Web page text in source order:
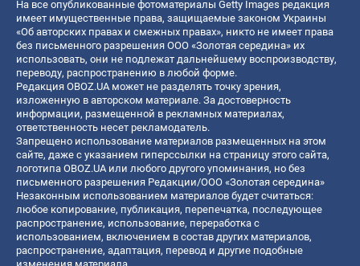
На все опубликованные фотоматериалы Getty Images редакция
имеет имущественные права, защищаемые законом Украины
«Об авторских правах и смежных правах», никто не имеет права
без письменного разрешения ООО «Золотая середина» их
использовать, они не подлежат дальнейшему воспроизводству,
переводу, распространению в любой форме.
Редакция OBOZ.UA может не разделять точку зрения,
изложенную в авторском материале. За достоверность
информации, размещенной в рекламных материалах,
ответственность несет рекламодатель.
Запрещено использование материалов размещенных на этом
сайте, даже с указанием гиперссылки на страницу этого сайта,
логотипа OBOZ.UA или любого другого упоминания, но без
письменного разрешения Редакции/ООО «Золотая середина»
Незаконным использованием материалов будет считаться:
любое копирование, публикация, перепечатка, последующее
распространение, использование, переработка с
использованием, включением в состав других материалов,
распространение, адаптация, перевод и другие подобные